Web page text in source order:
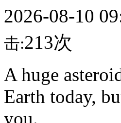
2026-08-10
击:213次
A huge
Earth today,
you.